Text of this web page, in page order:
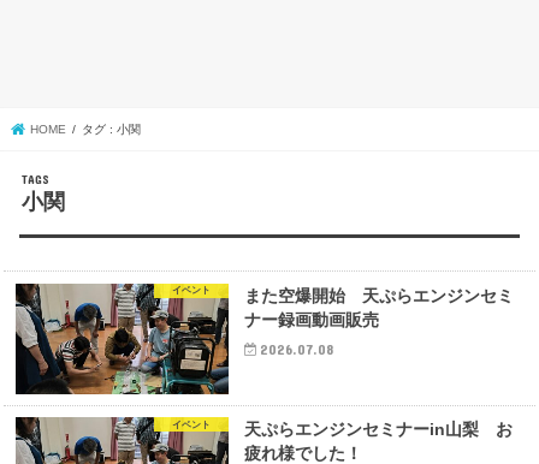
HOME タグ : 小関
小関
イベント
また空爆開始 天ぷらエンジンセミ
ナー録画動画販売
2026.07.08
イベント
天ぷらエンジンセミナーin山梨 お
疲れ様でした！